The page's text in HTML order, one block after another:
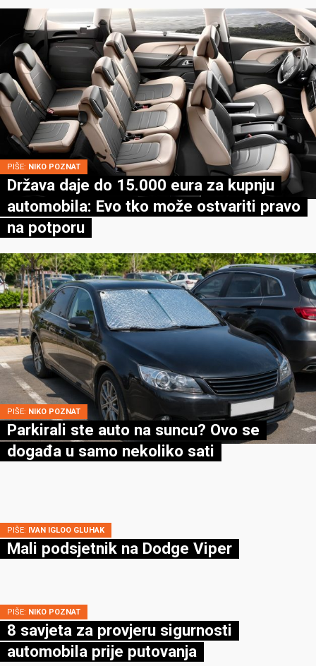
PIŠE: NIKO POZNAT
Država daje do 15.000 eura za kupnju
automobila: Evo tko može ostvariti pravo
na potporu
PIŠE: NIKO POZNAT
Parkirali ste auto na suncu? Ovo se
događa u samo nekoliko sati
PIŠE: IVAN IGLOO GLUHAK
Mali podsjetnik na Dodge Viper
PIŠE: NIKO POZNAT
8 savjeta za provjeru sigurnosti
automobila prije putovanja